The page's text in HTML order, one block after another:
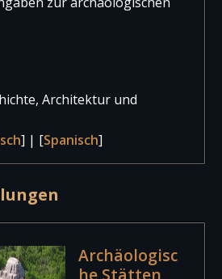
Architektur und
] | [Spanisch]
Archäologisc